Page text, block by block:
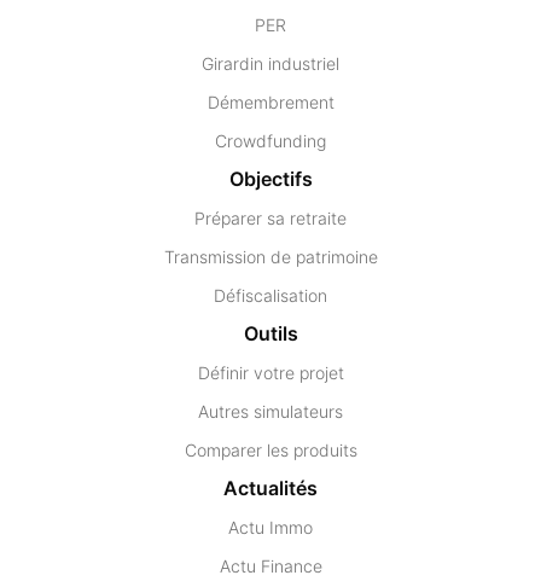
PER
Girardin industriel
Démembrement
Crowdfunding
Objectifs
Préparer sa retraite
Transmission de patrimoine
Défiscalisation
Outils
Définir votre projet
Autres simulateurs
Comparer les produits
Actualités
Actu Immo
Actu Finance